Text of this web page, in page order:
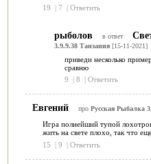
19
| 7 | Ответить
рыболов в ответ
3.9.9.38 Танзания[15-11-2021]
приведи несколько
сравню
9
| 8 | Ответить
Евгений про Русская Рыбалка
Игра полнейший тупой
жить на свете плохо, так что
15
| 9 | Ответить